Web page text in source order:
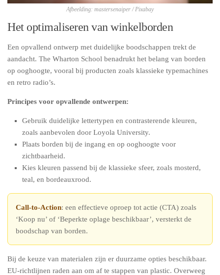
Afbeelding: mastersenaiper / Pixabay
Het optimaliseren van winkelborden
Een opvallend ontwerp met duidelijke boodschappen trekt de
aandacht. The Wharton School benadrukt het belang van borden
op ooghoogte, vooral bij producten zoals klassieke typemachines
en retro radio’s.
Principes voor opvallende ontwerpen:
Gebruik duidelijke lettertypen en contrasterende kleuren,
zoals aanbevolen door Loyola University.
Plaats borden bij de ingang en op ooghoogte voor
zichtbaarheid.
Kies kleuren passend bij de klassieke sfeer, zoals mosterd,
teal, en bordeauxrood.
Call-to-Action: een effectieve oproep tot actie (CTA) zoals
‘Koop nu’ of ‘Beperkte oplage beschikbaar’, versterkt de
boodschap van borden.
Bij de keuze van materialen zijn er duurzame opties beschikbaar.
EU-richtlijnen raden aan om af te stappen van plastic. Overweeg